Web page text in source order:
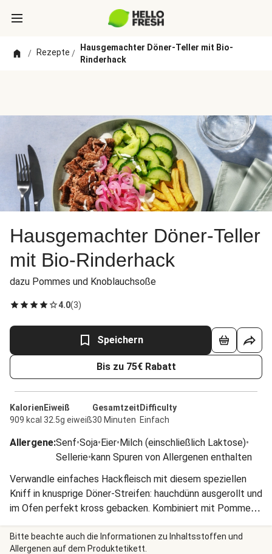
/ Rezepte /
Hausgemachter Döner-Teller mit Bio-
Rinderhack
Hausgemachter Döner-Teller
mit Bio-Rinderhack
dazu Pommes und Knoblauchsoße
4.0(3)
Speichern
Bis zu 75€ Rabatt
Kalorien
909 kcal
Eiweiß
32.5g eiweiß
Gesamtzeit
30 Minuten
Difficulty
Einfach
Allergene:Senf•Soja•Eier•Milch (einschließlich Laktose)•
Sellerie•kann Spuren von Allergenen enthalten
Verwandle einfaches Hackfleisch mit diesem speziellen
Kniff in knusprige Döner-Streifen: hauchdünn ausgerollt und
im Ofen perfekt kross gebacken. Kombiniert mit Pommes
und würziger Knoblauchsoße kreierst Du im Handumdrehen
Deinen eigenen Döner-Teller.
Bitte beachte auch die Informationen zu Inhaltsstoffen und
Allergenen auf dem Produktetikett.